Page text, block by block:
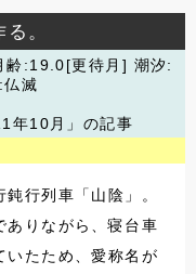
。
齢:19.0[更待月] 潮汐:
滅
年10月」の記事
鈍行列車「山陰」。
ありながら、寝台車
いたため、愛称名が